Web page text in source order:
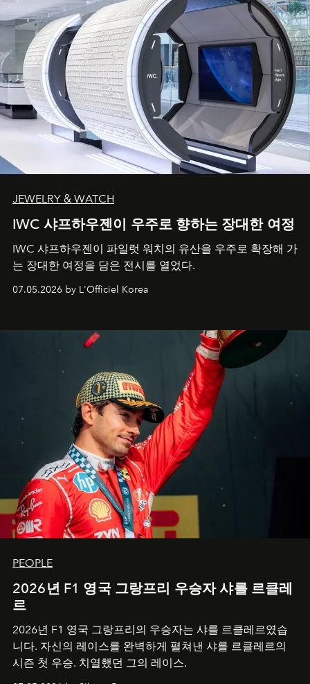
JEWELRY & WATCH
IWC 샤프하우젠이 우주로 향하는 장대한 여정
IWC 샤프하우젠이 파일럿 워치의 유산을 우주로 확장해 가
는 장대한 여정을 담은 전시를 열었다.
07.05.2026 by L'Officiel Korea
PEOPLE
2026년 F1 영국 그랑프리 우승자 샤를 르클레
르
2026년 F1 영국 그랑프리의 우승자는 샤를 르클레르였습
니다. 자신의 레이스를 완벽하게 펼쳐낸 샤를 르클레르의
시즌 첫 우승. 치열했던 그의 레이스.